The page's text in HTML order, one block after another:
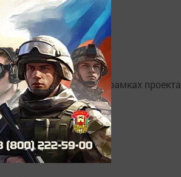
посиделки») в рамках проекта